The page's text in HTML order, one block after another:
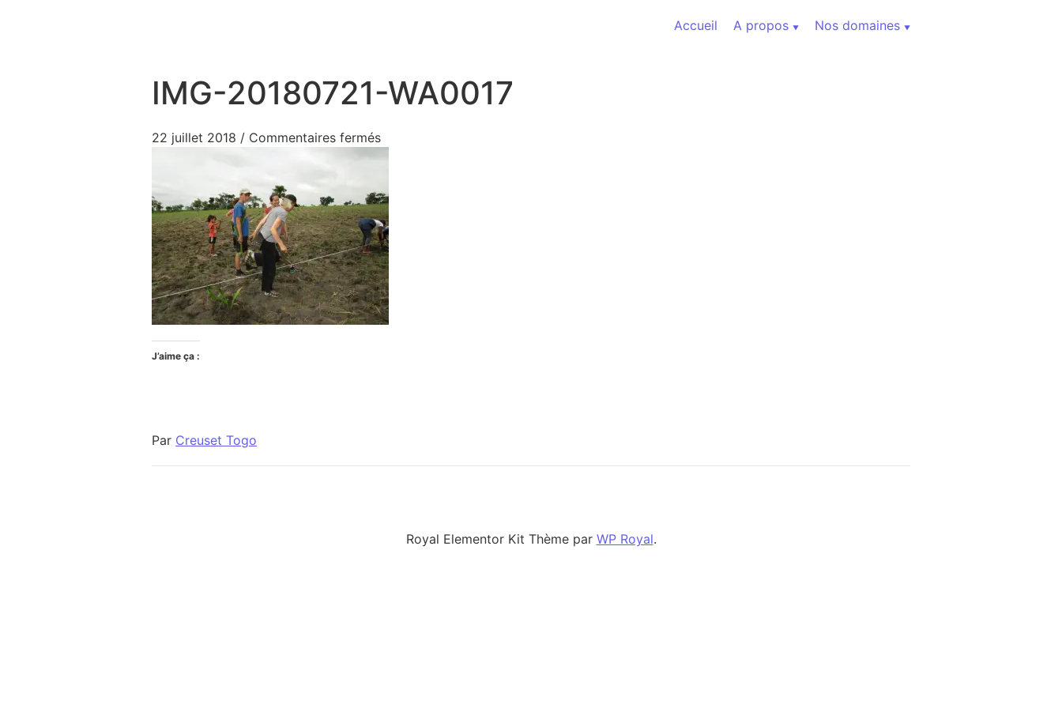
Accueil
A propos Nos domaines
IMG-20180721-WA0017
22 juillet 2018 / Commentaires ferméssur IMG-20180721-WA0017
J’aime ça :
Par Creuset Togo
Royal Elementor Kit Thème par WP Royal.